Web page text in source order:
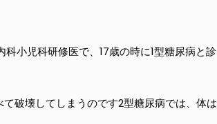
小児科研修医で、17歳の時に1型糖尿病と診
破壊してしまうのです2型糖尿病では、体は